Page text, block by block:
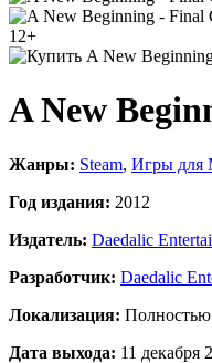
12+
A New
Жанры: Steam, Игры для
Год издания: 2012
Издатель: Daedalic
Разработчик: Daedalic
Локализация: Полностью
Дата выхода: 11 декабря